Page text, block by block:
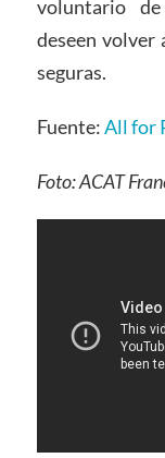
voluntario
deseen volver
seguras.
Fuente:All for
Foto: ACAT